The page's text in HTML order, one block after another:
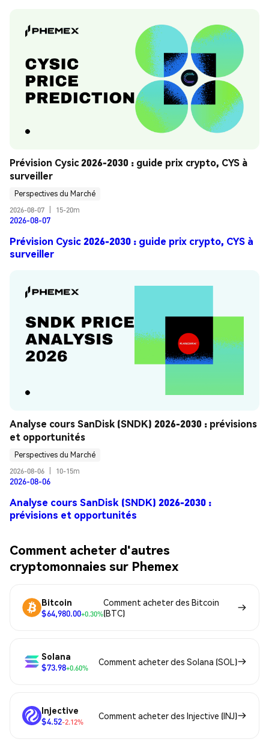
Prévision Cysic 2026-2030 : guide prix crypto, CYS à
surveiller
Perspectives du Marché
2026-08-07
15-20m
2026-08-07
Prévision Cysic 2026-2030 : guide prix crypto, CYS à
surveiller
Analyse cours SanDisk (SNDK) 2026-2030 : prévisions
et opportunités
Perspectives du Marché
2026-08-06
10-15m
2026-08-06
Analyse cours SanDisk (SNDK) 2026-2030 :
prévisions et opportunités
Comment acheter d'autres
cryptomonnaies sur Phemex
Bitcoin
$64,980.00+0.30%
Comment acheter des Bitcoin
(BTC)
Solana
$73.98+0.60%
Comment acheter des Solana (SOL)
Injective
$4.52-2.12%
Comment acheter des Injective (INJ)